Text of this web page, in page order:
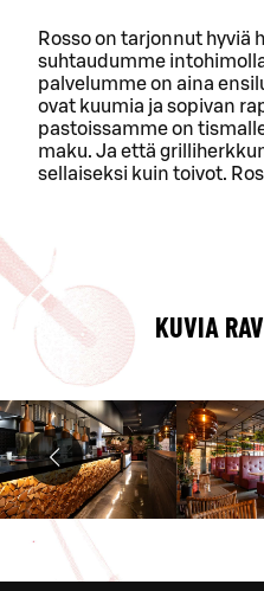
Rosso on tarjonnut hyviä
suhtaudumme
palvelumme on aina
ovat kuumia ja sopivan
pastoissamme on
maku. Ja että
sellaiseksi kuin toivot.
KUVIA